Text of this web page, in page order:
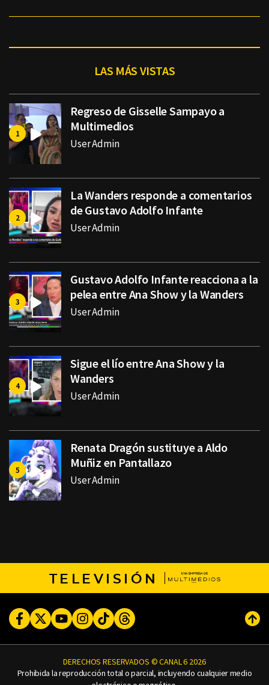
LAS MÁS VISTAS
Regreso de Gisselle Sampayo a
Multimedios
User Admin
La Wanders responde a comentarios
de Gustavo Adolfo Infante
User Admin
Gustavo Adolfo Infante reacciona a la
pelea entre Ana Show y la Wanders
User Admin
Sigue el lío entre Ana Show y la
Wanders
User Admin
Renata Dragón sustituye a Aldo
Muñiz en Pantallazo
User Admin
TELEVISIÓN
FacebookTwitterYoutubeInstagram
TikTokThreads
DERECHOS RESERVADOS © CANAL 6 2026
Prohibida la reproducción total o parcial, incluyendo cualquier medio